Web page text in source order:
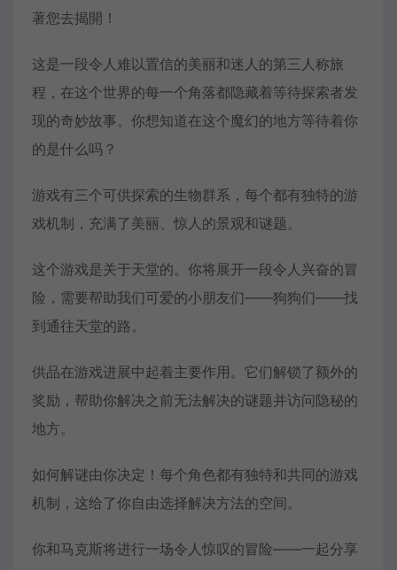
著您去揭開！
这是一段令人难以置信的美丽和迷人的第三人称旅
程，在这个世界的每一个角落都隐藏着等待探索者发
现的奇妙故事。你想知道在这个魔幻的地方等待着你
的是什么吗？
游戏有三个可供探索的生物群系，每个都有独特的游
戏机制，充满了美丽、惊人的景观和谜题。
这个游戏是关于天堂的。你将展开一段令人兴奋的冒
险，需要帮助我们可爱的小朋友们——狗狗们——找
到通往天堂的路。
供品在游戏进展中起着主要作用。它们解锁了额外的
奖励，帮助你解决之前无法解决的谜题并访问隐秘的
地方。
如何解谜由你决定！每个角色都有独特和共同的游戏
机制，这给了你自由选择解决方法的空间。
你和马克斯将进行一场令人惊叹的冒险——一起分享